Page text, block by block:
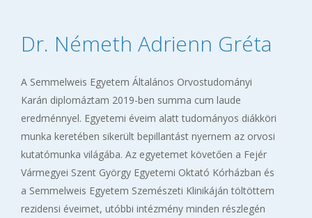
Dr. Németh Adrienn Gréta
A Semmelweis Egyetem Általános Orvostudományi
Karán diplomáztam 2019-ben summa cum laude
eredménnyel. Egyetemi éveim alatt tudományos diákköri
munka keretében sikerült bepillantást nyernem az orvosi
kutatómunka világába. Az egyetemet követően a Fejér
Vármegyei Szent György Egyetemi Oktató Kórházban és
a Semmelweis Egyetem Szemészeti Klinikáján töltöttem
rezidensi éveimet, utóbbi intézmény minden részlegén